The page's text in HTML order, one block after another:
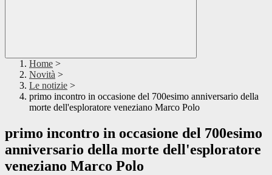
Home >
Novità >
Le notizie >
primo incontro in occasione del 700esimo anniversario della
morte dell'esploratore veneziano Marco Polo
primo incontro in occasione del 700esimo
anniversario della morte dell'esploratore
veneziano Marco Polo